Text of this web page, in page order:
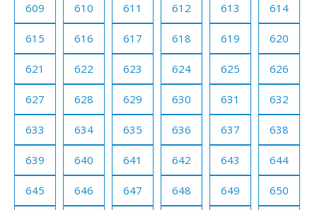
609 610 611 612 613 614
615 616 617 618 619 620
621 622 623 624 625 626
627 628 629 630 631 632
633 634 635 636 637 638
639 640 641 642 643 644
645 646 647 648 649 650